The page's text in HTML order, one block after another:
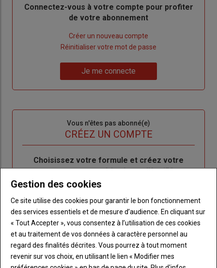
Body
Connectez-vous à votre compte pour profiter
de votre abonnement
Créer un nouveau compte
de
Réinitialiser votre mot de passe
me
Je me connecte
Vous n'êtes pas abonné(e)
CRÉEZ UN COMPTE
BodyChoisissez votre formule et créez votre
compte pour accéder à tout l'Agri53.
LES PLUS LUS
Gestion des cookies
Ce site utilise des cookies pour garantir le bon fonctionnement
des services essentiels et de mesure d’audience. En cliquant sur
« Tout Accepter », vous consentez à l’utilisation de ces cookies
et au traitement de vos données à caractère personnel au
regard des finalités décrites. Vous pourrez à tout moment
revenir sur vos choix, en utilisant le lien « Modifier mes